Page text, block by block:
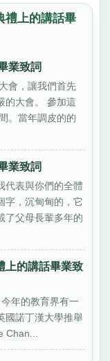
禮上的講話畢
業致詞
會，讓我們首先
的大會。 參加這
。當年調皮的的
業致詞
代表與你們的全體
字，沉甸甸的，它
了父母長輩多年的
的講話畢業致
年的教育界有一
國諾丁漢大學推舉